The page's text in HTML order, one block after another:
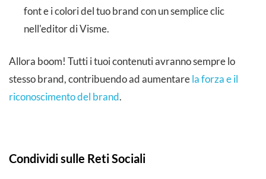
font e i colori del tuo brand con un semplice clic
nell'editor di Visme.
Allora boom! Tutti i tuoi contenuti avranno sempre lo
stesso brand, contribuendo ad aumentarela forza e il
riconoscimento del brand.
Condividi sulle Reti Sociali